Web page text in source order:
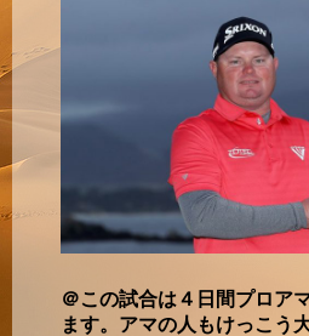
＠この試合は４日間プロア
ます。アマの人もけっこう